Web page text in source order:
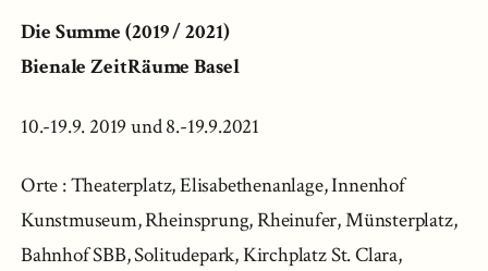
Die Summe (2019 / 2021)
Bienale ZeitRäume Basel
10.-19.9. 2019 und 8.-19.9.2021
Orte : Theaterplatz, Elisabethenanlage, Innenhof
Kunstmuseum, Rheinsprung, Rheinufer, Münsterplatz,
Bahnhof SBB, Solitudepark, Kirchplatz St. Clara,